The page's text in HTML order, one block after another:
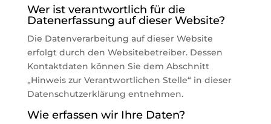
Wer ist verantwortlich für die
Datenerfassung auf dieser Website?
Die Datenverarbeitung auf dieser Website
erfolgt durch den Websitebetreiber. Dessen
Kontaktdaten können Sie dem Abschnitt
„Hinweis zur Verantwortlichen Stelle“ in dieser
Datenschutzerklärung entnehmen.
Wie erfassen wir Ihre Daten?